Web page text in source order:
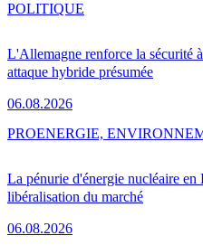
L'Allemagne renforce la sécurité
attaque hybride présumée
06.08.2026
POLITIQUE
La pénurie d'énergie nucléaire
libéralisation du marché
06.08.2026
PROENERGIE,